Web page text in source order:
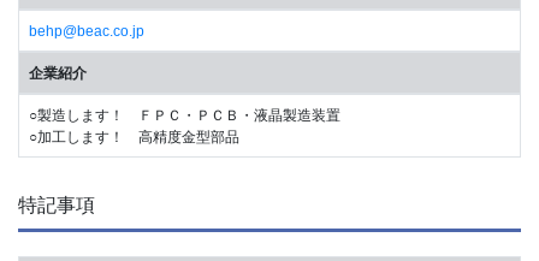
behp@beac.co.jp
企業紹介
○製造します！ ＦＰＣ・ＰＣＢ・液晶製造装置
○加工します！ 高精度金型部品
特記事項